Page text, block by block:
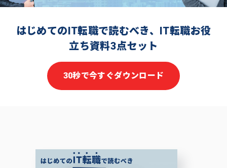
はじめてのIT転職で読むべき、IT転職お役
立ち資料3点セット
30秒で今すぐダウンロード